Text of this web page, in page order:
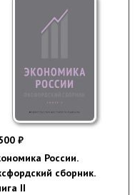
₽
России.
сборник.
II